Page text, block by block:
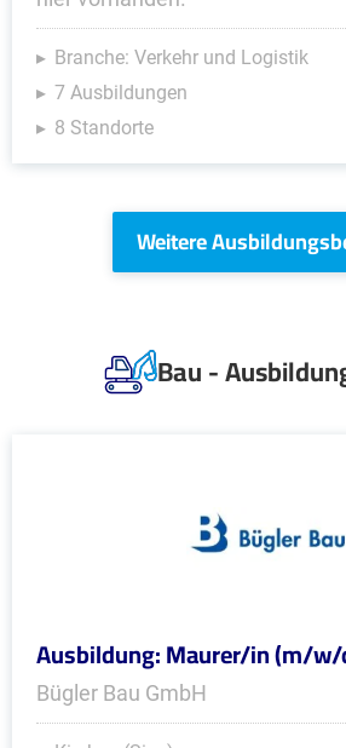
Branche: Verkehr und Logistik
7 Ausbildungen
8 Standorte
Weitere
Bau -
Ausbildung: Maurer/in (m/
Bügler Bau GmbH